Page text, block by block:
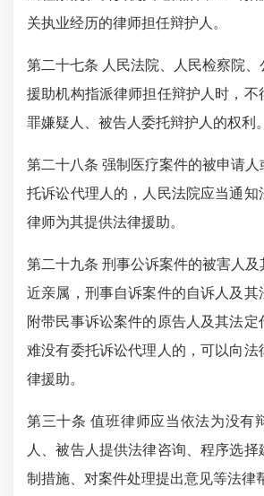
关执业经历的律师担任辩护人。
第二十七条 人民法院、人民检察院
援助机构指派律师担任辩护人时，不
罪嫌疑人、被告人委托辩护人的权利。
第二十八条 强制医疗案件的被申请
托诉讼代理人的，人民法院应当通知
律师为其提供法律援助。
第二十九条 刑事公诉案件的被害人
近亲属，刑事自诉案件的自诉人及其
附带民事诉讼案件的原告人及其法定
难没有委托诉讼代理人的，可以向法
律援助。
第三十条 值班律师应当依法为没有
人、被告人提供法律咨询、程序选择
制措施、对案件处理提出意见等法律